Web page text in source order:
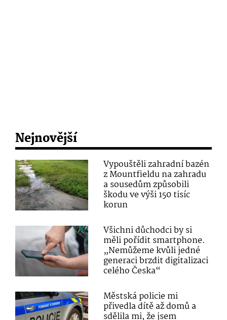
Nejnovější
Vypouštěli zahradní bazén
z Mountfieldu na zahradu
a sousedům způsobili
škodu ve výši 150 tisíc
korun
Všichni důchodci by si
měli pořídit smartphone.
„Nemůžeme kvůli jedné
generaci brzdit digitalizaci
celého Česka“
Městská policie mi
přivedla dítě až domů a
sdělila mi, že jsem